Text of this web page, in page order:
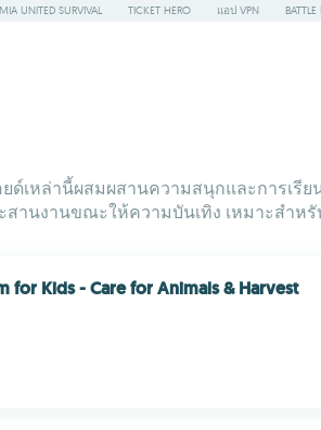
UNITED SURVIVAL TICKET HERO แอป VPN
ด์เหล่านี้ผสมผสานความสนุกและการเ
สานงานขณะให้ความบันเทิง เหมาะสำห
for Kids - Care for Animals & Harvest